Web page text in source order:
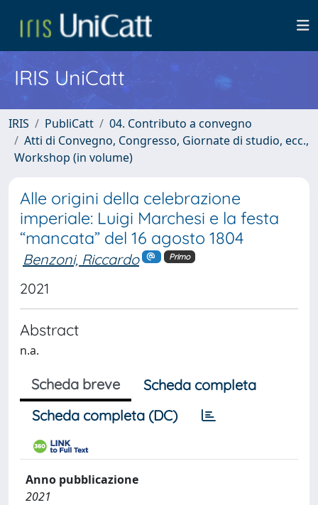
IRIS UniCatt
IRIS PubliCatt
04. Contributo a convegno
Atti di Convegno, Congresso, Giornate di studio, ecc.,
Workshop (in volume)
Alle origini della celebrazione
imperiale: Luigi Marchesi e la festa
“mancata” del 16 agosto 1804
Benzoni, Riccardo Primo
2021
Abstract
n.a.
Scheda breve
Scheda completa
Scheda completa (DC)
Anno pubblicazione
2021